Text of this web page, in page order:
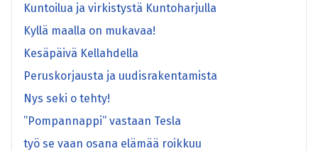
Kuntoilua ja virkistystä Kuntoharjulla
Kyllä maalla on mukavaa!
Kesäpäivä Kellahdella
Peruskorjausta ja uudisrakentamista
Nys seki o tehty!
”Pompannappi” vastaan Tesla
työ se vaan osana elämää roikkuu